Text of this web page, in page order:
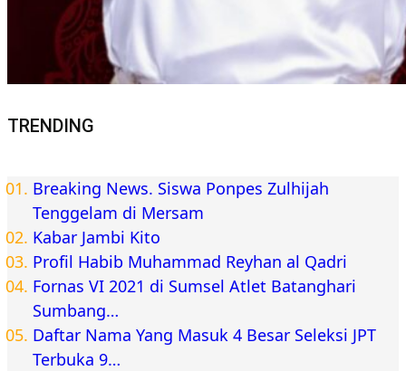
TRENDING
Breaking News. Siswa Ponpes Zulhijah
Tenggelam di Mersam
Kabar Jambi Kito
Profil Habib Muhammad Reyhan al Qadri
Fornas VI 2021 di Sumsel Atlet Batanghari
Sumbang…
Daftar Nama Yang Masuk 4 Besar Seleksi JPT
Terbuka 9…